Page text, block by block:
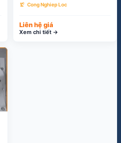
precision_manufacturing Cong Nghiep Loc
Liên hệ giá
Xem chi tiết →